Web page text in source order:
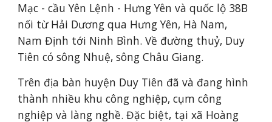
Mạc - cầu Yên Lệnh - Hưng Yên và quốc lộ 38B
nối từ Hải Dương qua Hưng Yên, Hà Nam,
Nam Định tới Ninh Bình. Về đường thuỷ, Duy
Tiên có sông Nhuệ, sông Châu Giang.
Trên địa bàn huyện Duy Tiên đã và đang hình
thành nhiều khu công nghiệp, cụm công
nghiệp và làng nghề. Đặc biệt, tại xã Hoàng